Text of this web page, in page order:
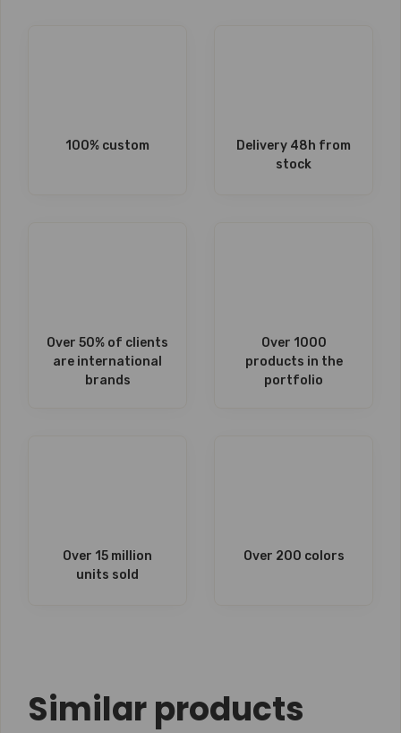
100% custom
Delivery 48h from
stock
Over 50% of clients
are international
brands
Over 1000
products in the
portfolio
Over 15 million
units sold
Over 200 colors
Similar products